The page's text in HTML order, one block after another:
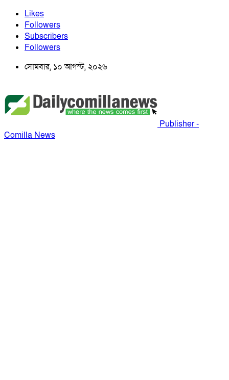
Likes
Followers
Subscribers
Followers
সোমবার, ১০ আগস্ট, ২০২৬
Publisher -
Comilla News